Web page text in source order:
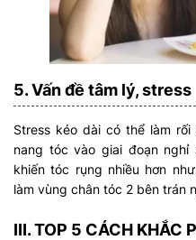
5. Vấn đề tâm lý, stress
Stress kéo dài có thể làm
nang tóc vào giai đoạn
khiến tóc rụng nhiều hơn
làm vùng chân tóc 2 bên trán
III. TOP 5 CÁCH KHẮC